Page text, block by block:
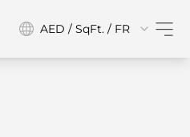
AED / SqFt. / FR